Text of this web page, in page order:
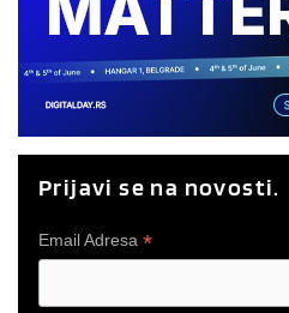
Prijavi se na novosti.
Email Adresa *